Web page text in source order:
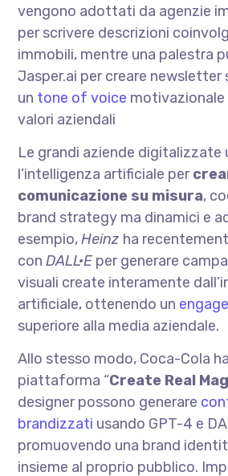
vengono adottati da agenzie
per scrivere descrizioni
immobili, mentre una palestra
Jasper.ai per creare
un tone of voice motivazionale
valori aziendali
Le grandi aziende digitalizzate
l’intelligenza artificiale per
comunicazione su misura,
brand strategy ma dinamici e
esempio,Heinz ha
conDALL·Eper generare
visuali create interamente
artificiale, ottenendo un
superiore alla media aziendale.
Allo stesso modo, Coca-Cola
piattaforma “Create Real
designer possono generare
brandizzati usando GPT-4 e
promuovendo una brand
insieme al proprio pubblico.